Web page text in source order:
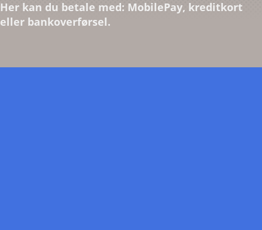
Her kan du betale med: MobilePay, kreditkort
eller bankoverførsel.